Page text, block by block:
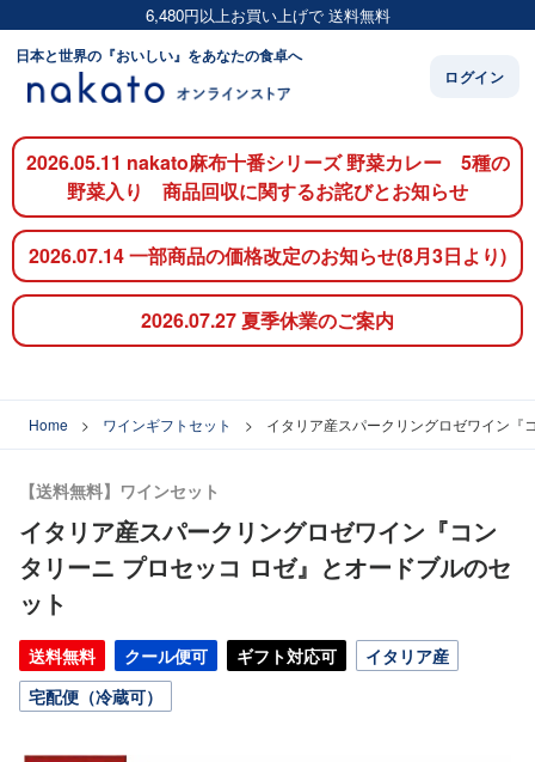
6,480円以上お買い上げで 送料無料
日本と世界の『おいしい』をあなたの食卓へ
ログイン
2026.05.11 nakato麻布十番シリーズ 野菜カレー 5種の
野菜入り 商品回収に関するお詫びとお知らせ
2026.07.14 一部商品の価格改定のお知らせ(8月3日より)
2026.07.27 夏季休業のご案内
Home ワインギフトセット イタリア産スパークリングロゼワイン『
【送料無料】ワインセット
イタリア産スパークリングロゼワイン『コン
タリーニ プロセッコ ロゼ』とオードブルのセ
ット
送料無料 クール便可 ギフト対応可
イタリア産
宅配便（冷蔵可）